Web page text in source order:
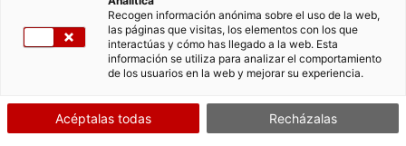
Buscar por palabra clave
Recogen información anónima sobre el uso de la web,
las páginas que visitas, los elementos con los que
interactúas y cómo has llegado a la web. Esta
información se utiliza para analizar el comportamiento
de los usuarios en la web y mejorar su experiencia.
Acéptalas todas Recházalas